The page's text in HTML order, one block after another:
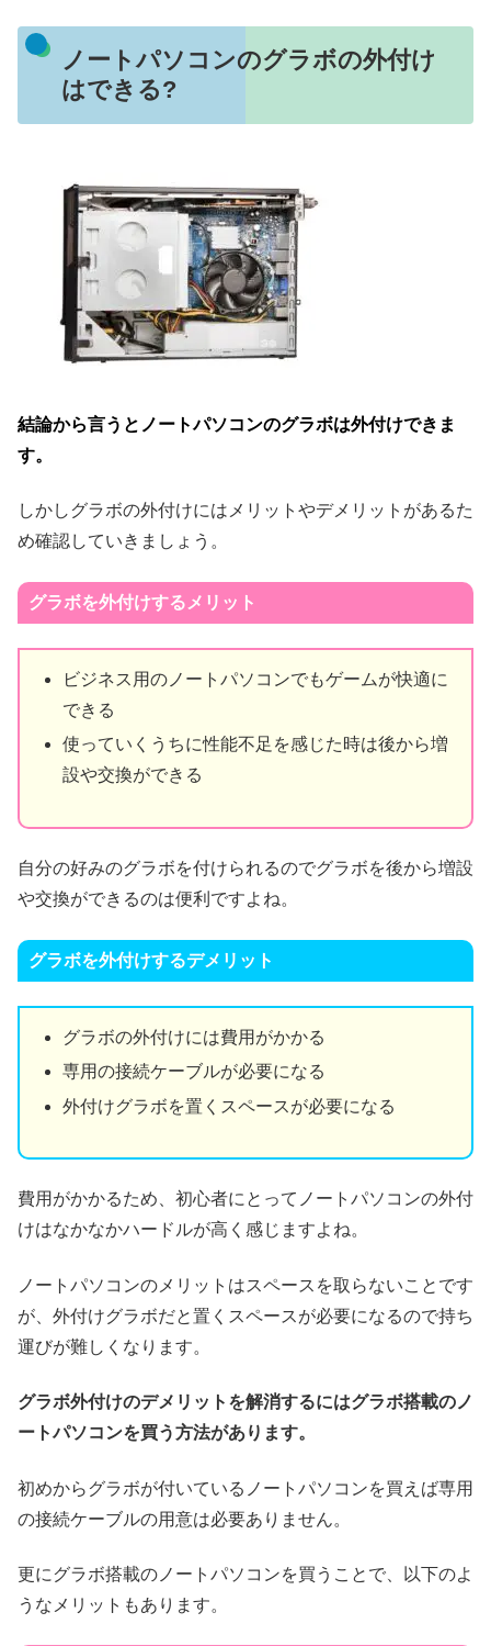
ノートパソコンのグラボの外付け
はできる?
結論から言うとノートパソコンのグラボは外付けできま
す。
しかしグラボの外付けにはメリットやデメリットがあるた
め確認していきましょう。
グラボを外付けするメリット
ビジネス用のノートパソコンでもゲームが快適に
できる
使っていくうちに性能不足を感じた時は後から増
設や交換ができる
自分の好みのグラボを付けられるのでグラボを後から増設
や交換ができるのは便利ですよね。
グラボを外付けするデメリット
グラボの外付けには費用がかかる
専用の接続ケーブルが必要になる
外付けグラボを置くスペースが必要になる
費用がかかるため、初心者にとってノートパソコンの外付
けはなかなかハードルが高く感じますよね。
ノートパソコンのメリットはスペースを取らないことです
が、外付けグラボだと置くスペースが必要になるので持ち
運びが難しくなります。
グラボ外付けのデメリットを解消するにはグラボ搭載のノ
ートパソコンを買う方法があります。
初めからグラボが付いているノートパソコンを買えば専用
の接続ケーブルの用意は必要ありません。
更にグラボ搭載のノートパソコンを買うことで、以下のよ
うなメリットもあります。